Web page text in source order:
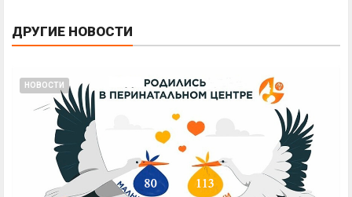
ДРУГИЕ НОВОСТИ
НОВОСТИ